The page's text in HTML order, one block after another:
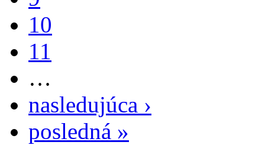
10
11
…
nasledujúca ›
posledná »